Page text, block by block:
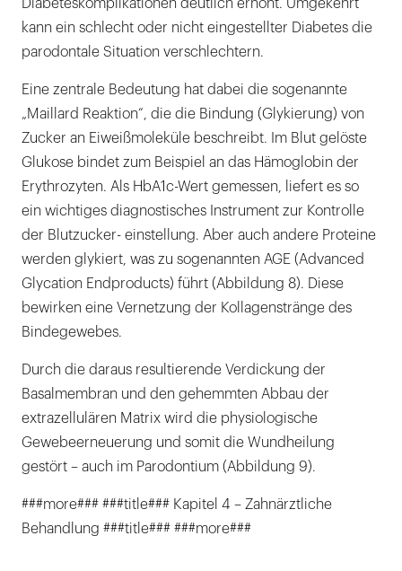
Diabeteskomplikationen deutlich erhöht. Umgekehrt
kann ein schlecht oder nicht eingestellter Diabetes die
parodontale Situation verschlechtern.
Eine zentrale Bedeutung hat dabei die sogenannte
„Maillard Reaktion“, die die Bindung (Glykierung) von
Zucker an Eiweißmoleküle beschreibt. Im Blut gelöste
Glukose bindet zum Beispiel an das Hämoglobin der
Erythrozyten. Als HbA1c-Wert gemessen, liefert es so
ein wichtiges diagnostisches Instrument zur Kontrolle
der Blutzucker- einstellung. Aber auch andere Proteine
werden glykiert, was zu sogenannten AGE (Advanced
Glycation Endproducts) führt (Abbildung 8). Diese
bewirken eine Vernetzung der Kollagenstränge des
Bindegewebes.
Durch die daraus resultierende Verdickung der
Basalmembran und den gehemmten Abbau der
extrazellulären Matrix wird die physiologische
Gewebeerneuerung und somit die Wundheilung
gestört – auch im Parodontium (Abbildung 9).
###more### ###title### Kapitel 4 – Zahnärztliche
Behandlung ###title### ###more###